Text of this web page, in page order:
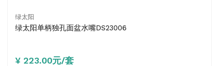
绿太阳
绿太阳单柄独孔面盆水嘴DS23006
¥ 223.00元/套